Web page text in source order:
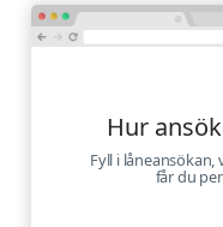
Hur
Fyll i
får du